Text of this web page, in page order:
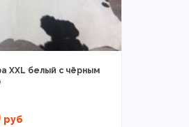
XXL белый с чёрным
руб